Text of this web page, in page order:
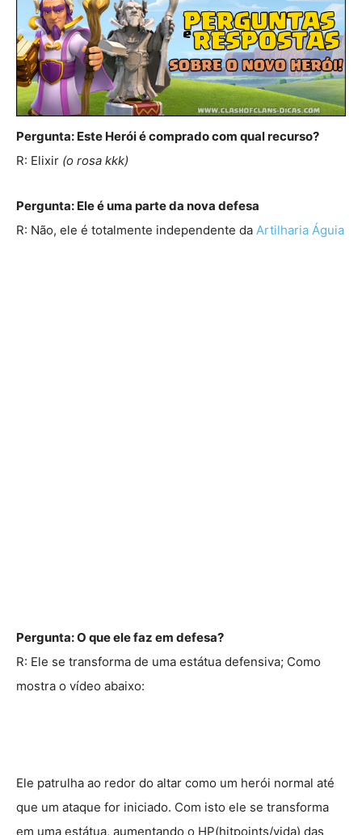
Pergunta: Este Herói é comprado com qual recurso?
R: Elixir (o rosa kkk)
Pergunta: Ele é uma parte da nova defesa
R: Não, ele é totalmente independente da Artilharia Águia
Pergunta: O que ele faz em defesa?
R: Ele se transforma de uma estátua defensiva; Como
mostra o vídeo abaixo:
Ele patrulha ao redor do altar como um herói normal até
que um ataque for iniciado. Com isto ele se transforma
em uma estátua, aumentando o HP(hitpoints/vida) das